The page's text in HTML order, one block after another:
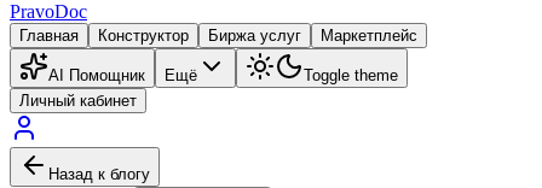
PravoDoc
Главная Конструктор Биржа услуг Маркетплейс
AI Помощник Ещё
Toggle theme
Личный кабинет
Назад к блогу